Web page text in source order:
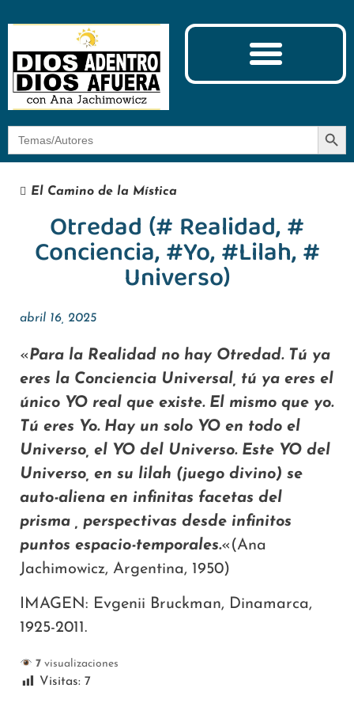
Botón
El Camino de la Mística
Otredad (# Realidad, #
Conciencia, #Yo, #Lilah, #
Universo)
abril 16, 2025
«Para la Realidad no hay Otredad. Tú ya
eres la Conciencia Universal, tú ya eres el
único YO real que existe. El mismo que yo.
Tú eres Yo. Hay un solo YO en todo el
Universo, el YO del Universo. Este YO del
Universo, en su lilah (juego divino) se
auto-aliena en infinitas facetas del
prisma , perspectivas desde infinitos
puntos espacio-temporales.«(Ana
Jachimowicz, Argentina, 1950)
IMAGEN: Evgenii Bruckman, Dinamarca,
1925-2011.
7visualizaciones
Visitas: 7